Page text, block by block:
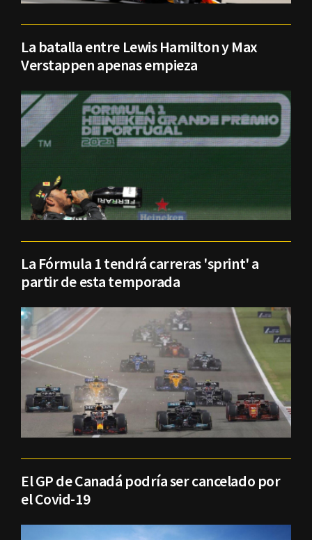
La batalla entre Lewis Hamilton y Max
Verstappen apenas empieza
La Fórmula 1 tendrá carreras 'sprint' a
partir de esta temporada
El GP de Canadá podría ser cancelado por
el Covid-19